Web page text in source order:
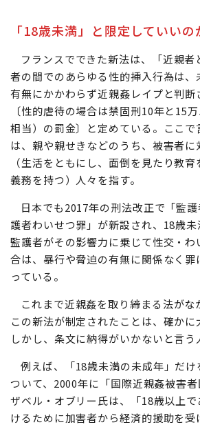
「18歳未満」と限定していいの
フランスでできた新法は、「近親
者の間でのあらゆる性的挿入行為は、
有無にかかわらず近親姦レイプと判断
〔性的虐待の場合は禁固刑10年と15
相当）の罰金〕と定めている。ここで
は、親や親せきなどのうち、被害者に
（生活をともにし、面倒を見たり教
義務を持つ）人々を指す。
日本でも2017年の刑法改正で「監
護者わいせつ罪」が新設され、18歳
監護者がその影響力に乗じて性交・
合は、暴行や脅迫の有無に関係なく罪
っている。
これまで近親姦を取り締まる法がな
この新法が制定されたことは、確かに
しかし、条文に納得がいかないと言う
例えば、「18歳未満の未成年」だ
ついて、2000年に「国際近親姦被害
ザベル・オブリー氏は、「18歳以上
けるために加害者から経済的援助を